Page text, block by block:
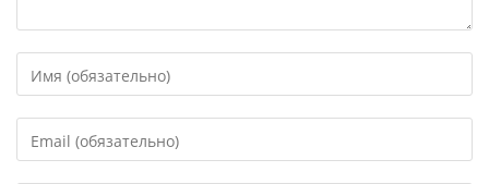
свое
или
имя
свой